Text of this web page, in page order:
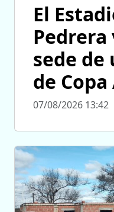
El
Pedrera
sede
de
07/08/2026 13:42